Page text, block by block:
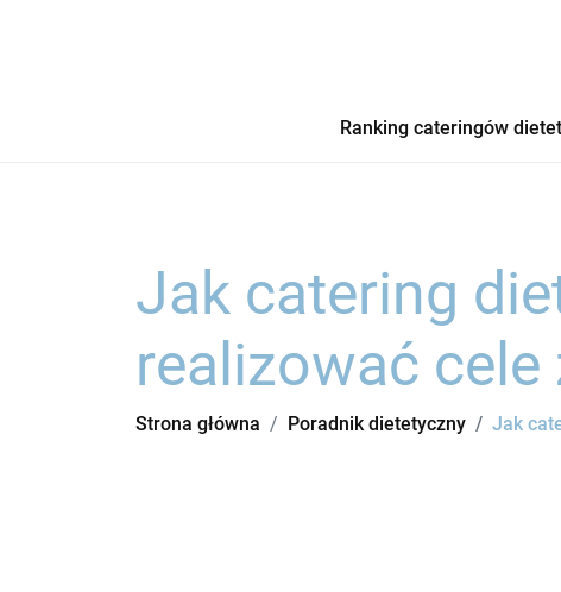
Ranking cateringów
Jak catering
realizować
Strona główna Poradnik dietetyczny Jak